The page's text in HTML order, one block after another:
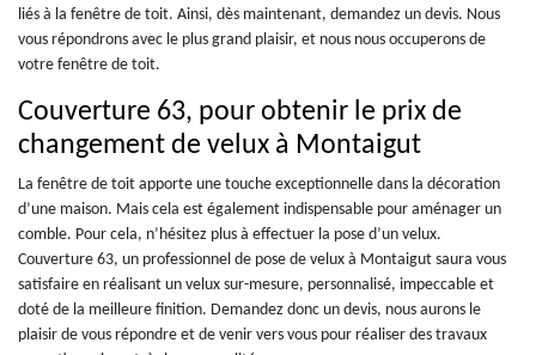
liés à la fenêtre de toit. Ainsi, dès maintenant, demandez un devis. Nous
vous répondrons avec le plus grand plaisir, et nous nous occuperons de
votre fenêtre de toit.
Couverture 63, pour obtenir le prix de
changement de velux à Montaigut
La fenêtre de toit apporte une touche exceptionnelle dans la décoration
d’une maison. Mais cela est également indispensable pour aménager un
comble. Pour cela, n’hésitez plus à effectuer la pose d’un velux.
Couverture 63, un professionnel de pose de velux à Montaigut saura vous
satisfaire en réalisant un velux sur-mesure, personnalisé, impeccable et
doté de la meilleure finition. Demandez donc un devis, nous aurons le
plaisir de vous répondre et de venir vers vous pour réaliser des travaux